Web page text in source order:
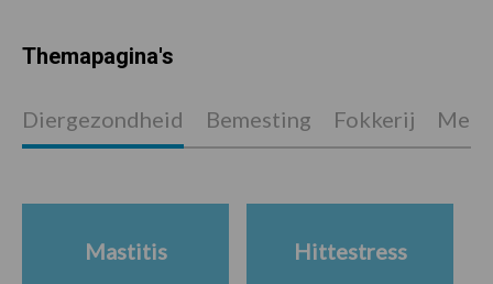
Themapagina's
Diergezondheid Bemesting Fokkerij
Mastitis Hittestress